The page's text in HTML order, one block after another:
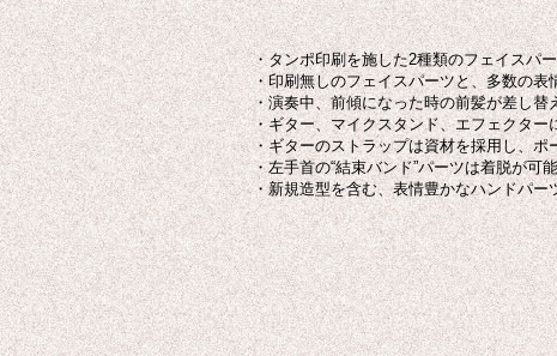
・タンポ印刷を施した2種類のフェイスパ
・印刷無しのフェイスパーツと、多数の
・演奏中、前傾になった時の前髪が差し替
・ギター、マイクスタンド、エフェクター
・ギターのストラップは資材を採用し、
・左手首の“結束バンド”パーツは着脱が可
・新規造型を含む、表情豊かなハンドパー